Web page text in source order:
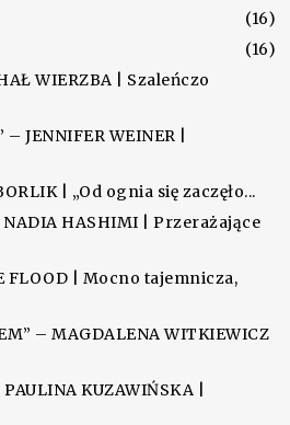
(16)
(16)
WIERZBA | Szaleńczo
JENNIFER WEINER |
| „Od ognia się zaczęło...
NADIA HASHIMI | Przerażające
FLOOD | Mocno tajemnicza,
– MAGDALENA WITKIEWICZ
KUZAWIŃSKA |